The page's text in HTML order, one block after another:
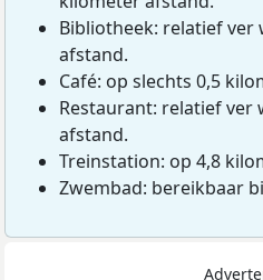
Bibliotheek: relatief ver
afstand.
Café: op slechts 0,5
Restaurant: relatief ver
afstand.
Treinstation: op 4,8
Zwembad: bereikbaar